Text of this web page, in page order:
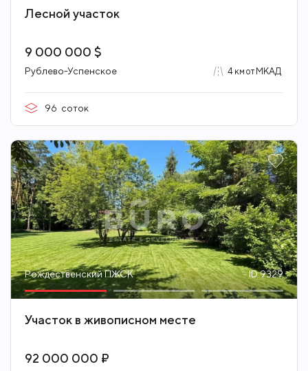
Лесной участок
9 000 000 $
Рублево-Успенское 4 км от МКАД
96 соток
Рождественский ПЖСК ID 9329
Участок в живописном месте
92 000 000 ₽